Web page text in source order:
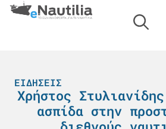
ΕΙΔΉΣΕΙΣ
Χρήστος
ασπίδα στην